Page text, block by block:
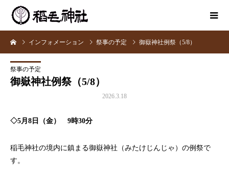
インフォメーション 祭事の予定 御嶽神社例祭（5/8）
祭事の予定
御嶽神社例祭（5/8）
2026.3.18
◇5月8日（金） 9時30分
稲毛神社の境内に鎮まる御嶽神社（みたけじんじゃ）の例祭で
す。